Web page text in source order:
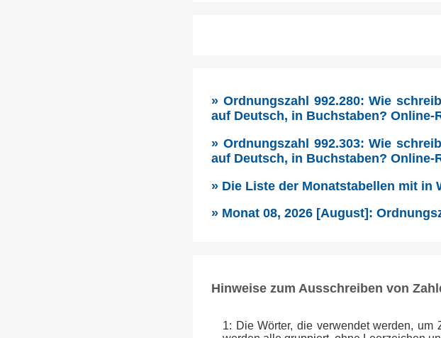
» Ordnungszahl 992.280: Wie
auf Deutsch, in Buchstaben? Online-
» Ordnungszahl 992.303: Wie
auf Deutsch, in Buchstaben? Online-
» Die Liste der Monatstabellen mit in
» Monat 08, 2026 [August]:
Hinweise zum Ausschreiben von
1: Die Wörter, die verwendet werden,